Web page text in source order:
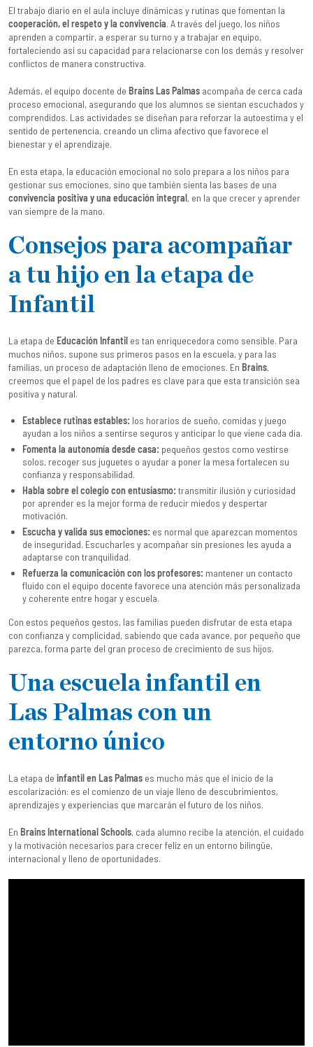
El trabajo diario en el aula incluye dinámicas y rutinas que fomentan la
cooperación, el respeto y la convivencia. A través del juego, los niños
aprenden a compartir, a esperar su turno y a trabajar en equipo,
fortaleciendo así su capacidad para relacionarse con los demás y resolver
conflictos de manera constructiva.
Además, el equipo docente de Brains Las Palmas acompaña de cerca cada
proceso emocional, asegurando que los alumnos se sientan escuchados y
comprendidos. Las actividades se diseñan para reforzar la autoestima y el
sentido de pertenencia, creando un clima afectivo que favorece el
bienestar y el aprendizaje.
En esta etapa, la educación emocional no solo prepara a los niños para
gestionar sus emociones, sino que también sienta las bases de una
convivencia positiva y una educación integral, en la que crecer y aprender
van siempre de la mano.
Consejos para acompañar
a tu hijo en la etapa de
Infantil
La etapa de Educación Infantil es tan enriquecedora como sensible. Para
muchos niños, supone sus primeros pasos en la escuela, y para las
familias, un proceso de adaptación lleno de emociones. En Brains,
creemos que el papel de los padres es clave para que esta transición sea
positiva y natural.
Establece rutinas estables: los horarios de sueño, comidas y juego
ayudan a los niños a sentirse seguros y anticipar lo que viene cada día.
Fomenta la autonomía desde casa: pequeños gestos como vestirse
solos, recoger sus juguetes o ayudar a poner la mesa fortalecen su
confianza y responsabilidad.
Habla sobre el colegio con entusiasmo: transmitir ilusión y curiosidad
por aprender es la mejor forma de reducir miedos y despertar
motivación.
Escucha y valida sus emociones: es normal que aparezcan momentos
de inseguridad. Escucharles y acompañar sin presiones les ayuda a
adaptarse con tranquilidad.
Refuerza la comunicación con los profesores: mantener un contacto
fluido con el equipo docente favorece una atención más personalizada
y coherente entre hogar y escuela.
Con estos pequeños gestos, las familias pueden disfrutar de esta etapa
con confianza y complicidad, sabiendo que cada avance, por pequeño que
parezca, forma parte del gran proceso de crecimiento de sus hijos.
Una escuela infantil en
Las Palmas con un
entorno único
La etapa de infantil en Las Palmas es mucho más que el inicio de la
escolarización: es el comienzo de un viaje lleno de descubrimientos,
aprendizajes y experiencias que marcarán el futuro de los niños.
En Brains International Schools, cada alumno recibe la atención, el cuidado
y la motivación necesarios para crecer feliz en un entorno bilingüe,
internacional y lleno de oportunidades.